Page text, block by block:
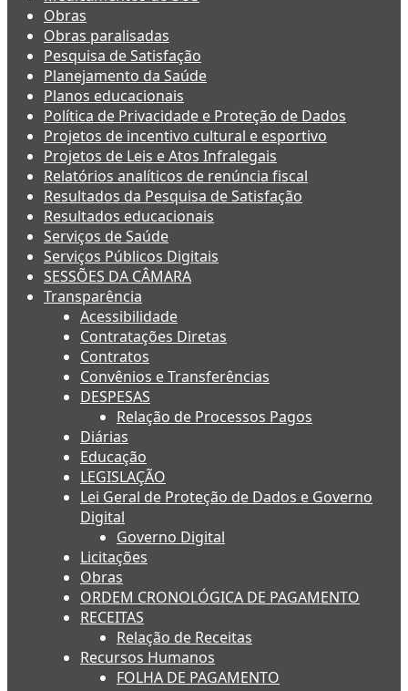
Obras
Obras paralisadas
Pesquisa de Satisfação
Planejamento da Saúde
Planos educacionais
Política de Privacidade e Proteção de Dados
Projetos de incentivo cultural e esportivo
Projetos de Leis e Atos Infralegais
Relatórios analíticos de renúncia fiscal
Resultados da Pesquisa de Satisfação
Resultados educacionais
Serviços de Saúde
Serviços Públicos Digitais
SESSÕES DA CÂMARA
Transparência
Acessibilidade
Contratações Diretas
Contratos
Convênios e Transferências
DESPESAS
Relação de Processos Pagos
Diárias
Educação
LEGISLAÇÃO
Lei Geral de Proteção de Dados e Governo
Digital
Governo Digital
Licitações
Obras
ORDEM CRONOLÓGICA DE PAGAMENTO
RECEITAS
Relação de Receitas
Recursos Humanos
FOLHA DE PAGAMENTO